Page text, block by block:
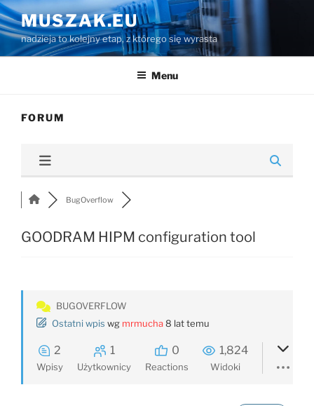
Przejdź
do
treści
MUSZAK.EU
nadzieja to kolejny etap, z którego się wyrasta
Menu
FORUM
BugOverflow
GOODRAM HIPM configuration tool
BUGOVERFLOW
Ostatni wpis wg mrmucha8 lat temu
2
Wpisy
1
Użytkownicy
0
Reactions
1,824
Widoki